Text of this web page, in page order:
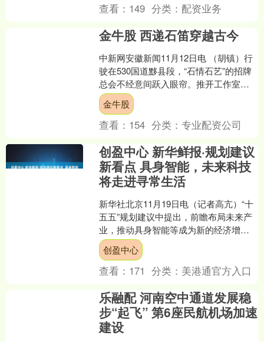
查看： 149 分类： 配资业务
金牛股 西递石笛穿越古今
中新网安徽新闻11月12日电 （胡镇）行
驶在530国道黟县段，“石情石艺”的招牌
总会不经意间跃入眼帘。推开工作室的
门，一件件栩栩如生的石雕作品静默伫
立，它们的主....
金牛股
查看： 154 分类：专业配资公司
创盈中心 新华鲜报·规划建议
新看点 具身智能，未来科技
将走进寻常生活
新华社北京11月19日电（记者高亢）“十
五五”规划建议中提出，前瞻布局未来产
业，推动具身智能等成为新的经济增长
点。这将进一步推动具身智能从“实验室
技术”迈向“规....
创盈中心
查看： 171 分类： 美港通官方入口
乐融配 河南空中通道发展稳
步“起飞” 第6座民航机场加速
建设